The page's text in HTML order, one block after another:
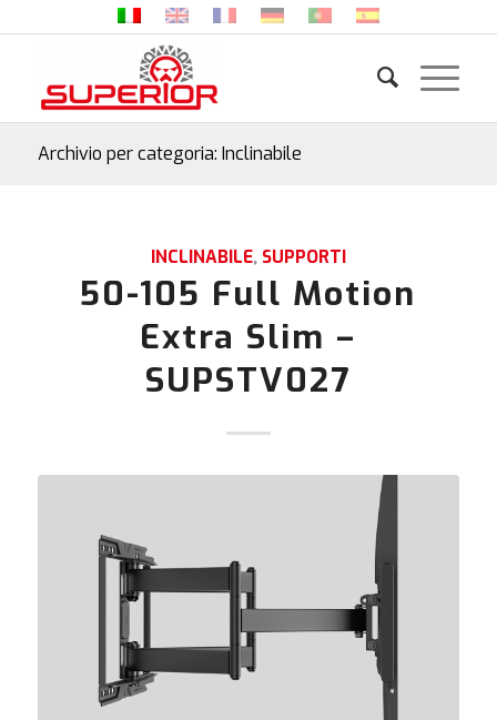
Archivio per categoria: Inclinabile
INCLINABILE, SUPPORTI
50-105 Full Motion
Extra Slim –
SUPSTV027